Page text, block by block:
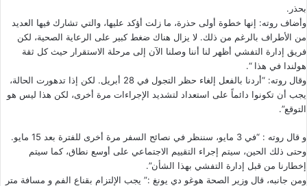
بحذر.
وأضاف روته: إنها خطوة أولى حذرة، ما زلت أؤكد عليها، والتي تشارك فيها العديد
من الأطراف بالرغم من ذلك. لا يزال هناك ضغط كبير على الرعاية الصحية، لكن
فريق إدارة التفشي أظهر لنا أننا وصلنا الآن إلى مرحلة الاستقرار حيث كل ثقة
هولندا في هذا “.
وقال روته: “أردنا بالفعل إلغاء حظر التجول في 28 أبريل. لكن إذا تدهورت الحالة،
يجب أن تكونوا دائماً على استعداد لتشديد الإجراءات مرة أخرى، لكن هذا ليس هو
التوقع”.
و قال روته : “في 3 مايو، سننظر في نصائح السفر مرة أخرى للفترة بعد 15 مايو.
وحتى ذلك الحين، سيتم إجراء التقييم الاجتماعي على أوسع نطاق، كما سيتم
إخطارنا من قبل إدارة التفشي بهذا الشأن”.
ومن جانبه، قال وزير الصحة هوغو دي يونغ :” يجب الإلتزام بقناع الفم و مسافة متر